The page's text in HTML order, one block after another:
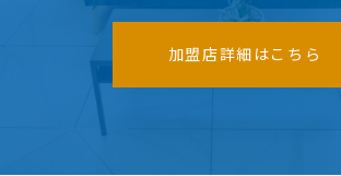
加盟店詳細はこちら